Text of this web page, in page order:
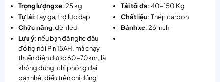
Trọng lượng xe: 25 kg Tải tối đa: 40-150 Kg
Tự lái: tay ga, trợ lực đạp Chất liệu: Thép carbon
Chức năng: đèn led Bánh xe: 26 inch
Lưu ý: nếu bạn đã nghe đâu
đó họ nói Pin 15AH, mà chạy
thuần điện được 60-70km, là
không đúng, chỉ phóng đại
bạn nhé, điều trên chỉ đúng